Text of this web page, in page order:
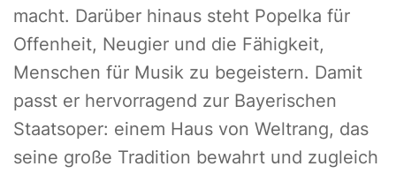
macht. Darüber hinaus steht Popelka für
Offenheit, Neugier und die Fähigkeit,
Menschen für Musik zu begeistern. Damit
passt er hervorragend zur Bayerischen
Staatsoper: einem Haus von Weltrang, das
seine große Tradition bewahrt und zugleich